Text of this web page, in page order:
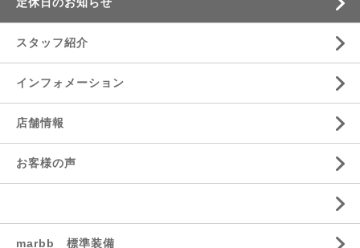
スタッフ紹介
インフォメーション
店舗情報
お客様の声
marbb 標準装備